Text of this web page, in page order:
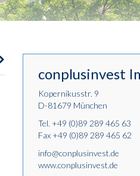
conplusinvest
Kopernikusstr. 9
D-81679 München
Tel. +49 (0)89 289 465 63
Fax +49 (0)89 289 465 62
info@conplusinvest.de
www.conplusinvest.de